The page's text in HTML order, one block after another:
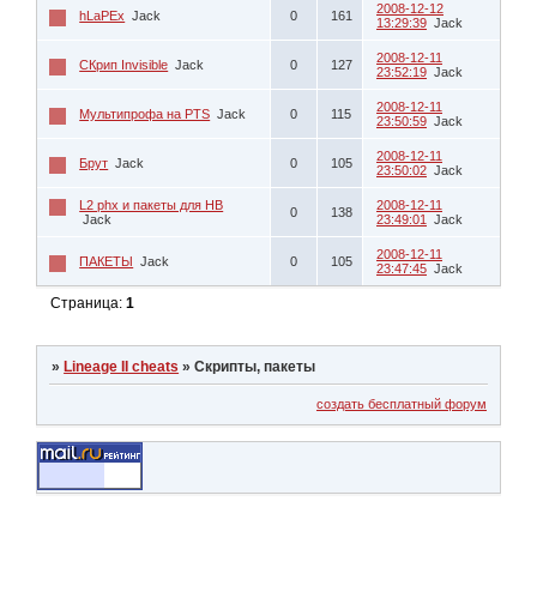
hLaPEx Jack 0 161
2008-12-12
13:29:39 Jack
СКрип Invisible Jack 0 127
2008-12-11
23:52:19 Jack
Мультипрофа на PTS Jack 0 115
2008-12-11
23:50:59 Jack
Брут Jack 0 105
2008-12-11
23:50:02 Jack
L2 phx и пакеты для HB
Jack
0 138
2008-12-11
23:49:01
Jack
ПАКЕТЫ Jack 0 105
2008-12-11
23:47:45 Jack
Страница:1
»Lineage II cheats »Скрипты, пакеты
создать бесплатный форум